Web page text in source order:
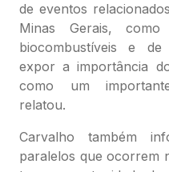
de eventos
Minas Gerais,
biocombustíveis e
expor a importância
como um
relatou.
Carvalho também
paralelos que ocorrem